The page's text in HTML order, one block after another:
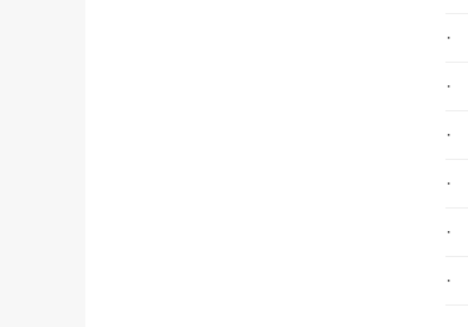
·
·
·
·
·
·